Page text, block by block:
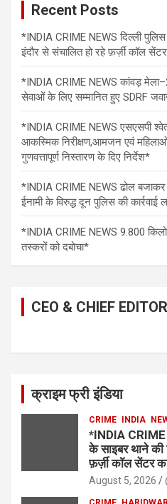
Recent Posts
*INDIA CRIME NEWS दिल्ली पुलिस
इंदौर से संचालित हो रहे फ़र्ज़ी कॉल सेंटर
*INDIA CRIME NEWS कांवड़
सेवाओं के लिए सम्मानित हुए SDRF
*INDIA CRIME NEWS एसएसपी
आकस्मिक निरीक्षण,आमजन एवं महिलाओं
गुणवत्तापूर्ण निस्तारण के दिए निर्देश*
*INDIA CRIME NEWS ढोल बजाकर
ईनामी के विरुद्ध दून पुलिस की कार्रवाई
*INDIA CRIME NEWS 9.800
तस्करों को दबोचा*
CEO & CHIEF EDITOR
क्राइम फ्री इंडिया
CRIME INDIA
*INDIA CRIME
के साइबर थाने की
फ़र्ज़ी कॉल सेंटर
August 5, 2026